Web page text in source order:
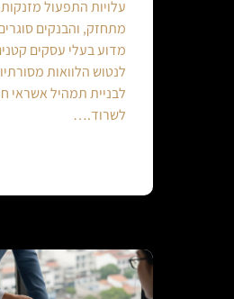
עלויות התפעול
מתחזק, והבנקים
מדוע בעלי עסקים
לנטוש הלוואות
לבניית תמהיל אשראי
לשרוד.…